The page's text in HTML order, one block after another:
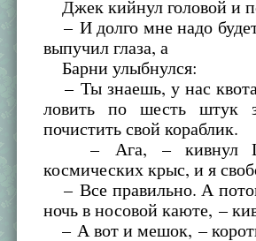
Джек кийнул головой и
– И долго мне надо
выпучил глаза, а
Барни улыбнулся:
– Ты знаешь, у нас
ловить по шесть штук
почистить свой кораблик.
– Ага, – кивнул
космических крыс, и я
– Все правильно. А
ночь в носовой каюте, –
– А вот и мешок, –